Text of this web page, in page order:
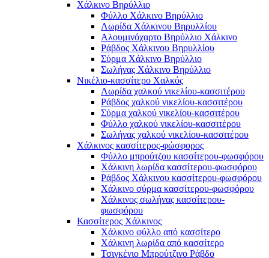
Χάλκινο Βηρύλλιο
Φύλλο Χάλκινο Βηρύλλιο
Λωρίδα Χάλκινου Βηρυλλίου
Αλουμινόχαρτο Βηρύλλιο Χάλκινο
Ράβδος Χάλκινου Βηρυλλίου
Σύρμα Χάλκινο Βηρύλλιο
Σωλήνας Χάλκινο Βηρύλλιο
Νικέλιο-κασσίτερο Χαλκός
Λωρίδα χαλκού νικελίου-κασσιτέρου
Ράβδος χαλκού νικελίου-κασσιτέρου
Σύρμα χαλκού νικελίου-κασσιτέρου
Φύλλο χαλκού νικελίου-κασσιτέρου
Σωλήνας χαλκού νικελίου-κασσιτέρου
Χάλκινος κασσίτερος-φώσφορος
Φύλλο μπρούτζου κασσίτερου-φωσφόρου
Χάλκινη λωρίδα κασσίτερου-φωσφόρου
Ράβδος Χάλκινου κασσίτερου-φωσφόρου
Χάλκινο σύρμα κασσίτερου-φωσφόρου
Χάλκινος σωλήνας κασσίτερου-
φωσφόρου
Κασσίτερος Χάλκινος
Χάλκινο φύλλο από κασσίτερο
Χάλκινη λωρίδα από κασσίτερο
Τσιγκένιο Μπρούτζινο Ράβδο